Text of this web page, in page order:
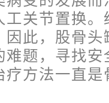
工关节置换
因此，股骨
难题，寻找
疗方法一直